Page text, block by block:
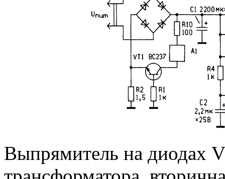
Выпрямитель на диодах